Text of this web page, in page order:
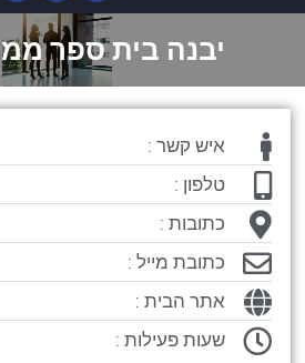
יבנה בית ספר
איש קשר :
טלפון :
כתובות :
כתובת מייל :
אתר הבית :
שעות פעילות :